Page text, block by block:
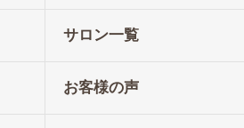
サロン一覧
お客様の声